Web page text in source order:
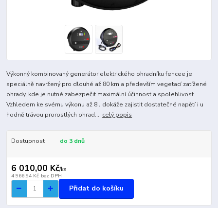
Výkonný kombinovaný generátor elektrického ohradníku fencee je
speciálně navržený pro dlouhé až 80 km a především vegetací zatížené
ohrady, kde je nutné zabezpečit maximální účinnost a spolehlivost.
Vzhledem ke svému výkonu až 8 J dokáže zajistit dostatečné napětí i u
hodně trávou prorostlých ohrad.... celý popis
Dostupnost do 3 dnů
6 010,00 Kč/ks
4 966,94 Kč bez DPH
Přidat do košíku